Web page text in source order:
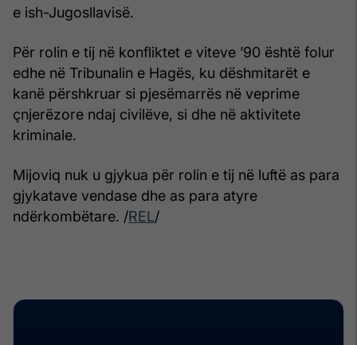
e ish-Jugosllavisë.
Për rolin e tij në konfliktet e viteve ’90 është folur
edhe në Tribunalin e Hagës, ku dëshmitarët e
kanë përshkruar si pjesëmarrës në veprime
çnjerëzore ndaj civilëve, si dhe në aktivitete
kriminale.
Mijoviq nuk u gjykua për rolin e tij në luftë as para
gjykatave vendase dhe as para atyre
ndërkombëtare. /REL/